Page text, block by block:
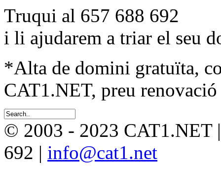
Truqui al 657 688 692
i li ajudarem a triar el seu
*Alta de domini gratuïta,
CAT1.NET, preu
© 2003 - 2023 CAT1.NET
692 | info@cat1.net